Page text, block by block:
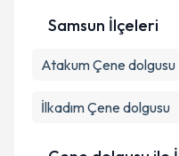
Metni'ni okudum
Samsun İlçeleri
AtakumÇene dolgusu
İlkadımÇene dolgusu